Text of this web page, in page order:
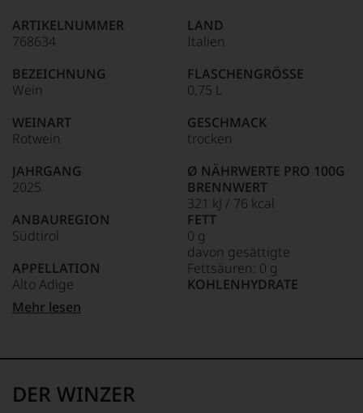
90–94 Punkte:
Unter 85 Punkte:
für
»Fine
für
die
edlen
Weine
der
Welt,
kaum
ein
Das
dokumentieren
auch
und
gerade
mit
Medaillen
Weinjournalisten
ARTIKELNUMMER
768634
BEZEICHNUNG
Wein
WEINART
Rotwein
JAHRGANG
2025
ANBAUREGION
Südtirol
APPELLATION
Alto Adige
REBSORTEN
TRINKTEMPERATUR
LAND
Italien
FLASCHENGRÖSSE
0,75 L
GESCHMACK
trocken
Ø NÄHRWERTE PRO 100G
BRENNWERT
321 kJ / 76 kcal
FETT
0 g
davon gesättigte
Fettsäuren: 0 g
KOHLENHYDRATE
SALZ
Mehr lesen
DER WINZER